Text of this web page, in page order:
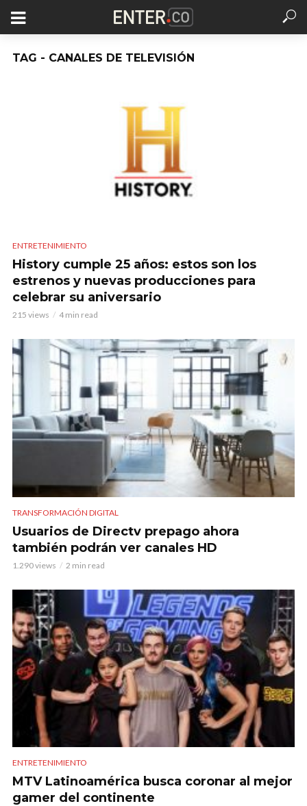
TAG - CANALES DE TELEVISIÓN
ENTRETENIMIENTO
History cumple 25 años: estos son los
estrenos y nuevas producciones para
celebrar su aniversario
215 views 4 min read
TRANSFORMACIÓN DIGITAL
Usuarios de Directv prepago ahora
también podrán ver canales HD
1.290 views 2 min read
ENTRETENIMIENTO
MTV Latinoamérica busca coronar al mejor
gamer del continente